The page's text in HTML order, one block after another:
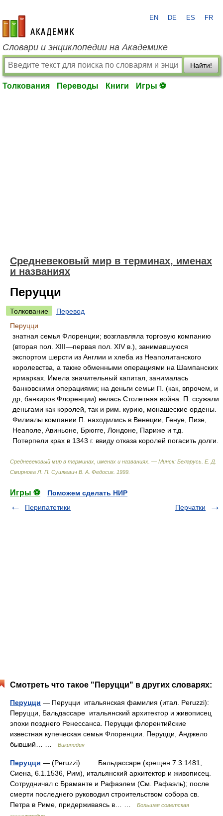
academic.ru
EN DE ES FR
Словари и энциклопедии на Академике
Найти!
Толкования Переводы Книги Игры ⚽
Средневековый мир в терминах, именах
и названиях
Перуцци
Толкование
Перевод
Перуцци
знатная семья Флоренции; возглавляла торговую компанию
(вторая пол. XIII—первая пол. XIV в.), занимавшуюся
экспортом шерсти из Англии и хлеба из Неаполитанского
королевства, а также обменными операциями на Шампанских
ярмарках. Имела значительный капитал, занималась
банковскими операциями; на деньги семьи П. (как, впрочем, и
др, банкиров Флоренции) велась Столетняя война. П. ссужали
деньгами как королей, так и рим. курию, монашеские ордены.
Филиалы компании П. находились в Венеции, Генуе, Пизе,
Неаполе, Авиньоне, Брюгге, Лондоне, Париже и т.д.
Потерпели крах в 1343 г. ввиду отказа королей погасить долги.
Средневековый мир в терминах, именах и названиях. — Минск: Беларусь Е. Д.
Смирнова Л. П. Сушкевич В. А. Федосик. 1999
Игры ⚽
Поможем сделать НИР
Перипатетики
Перчатки
Смотреть что такое "Перуцци" в других словарях:
Перуцци — Перуцци итальянская фамилия (итал. Peruzzi):
Перуцци, Бальдассаре итальянский архитектор и живописец
эпохи позднего Ренессанса. Перуцци флорентийские
известная купеческая семья Флоренции. Перуцци, Анджело
бывший… …
Википедия
Перуцци — (Peruzzi) Бальдассаре (крещен 7.3.1481,
Сиена, 6.1.1536, Рим), итальянский архитектор и живописец.
Сотрудничал с Браманте и Рафаэлем (См. Рафаэль); после
смерти последнего руководил строительством собора св.
Петра в Риме, придерживаясь в… …
Большая советская